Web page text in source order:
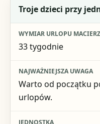
Troje dzieci przy
33 tygodnie
Warto od początku
urlopów.